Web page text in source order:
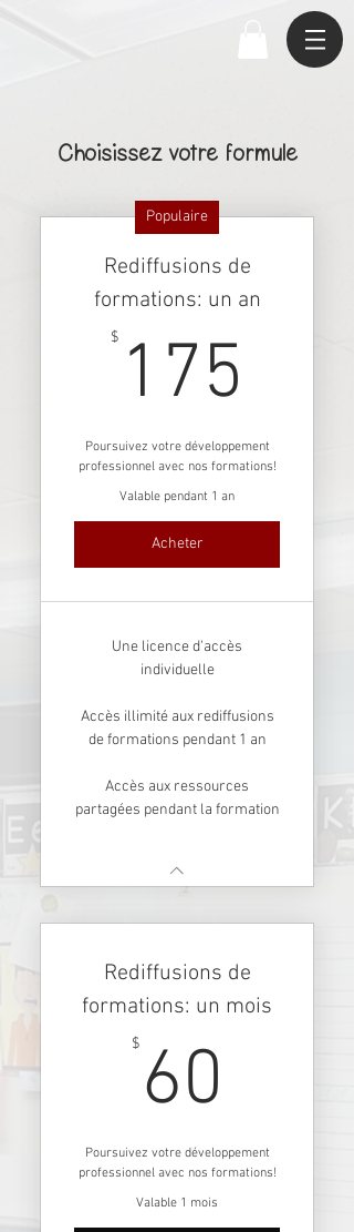
Choisissez votre formule
Populaire
Rediffusions de
formations: un an
$ 175
Poursuivez votre développement
professionnel avec nos formations!
Valable pendant 1 an
Acheter
Une licence d'accès
individuelle
Accès illimité aux rediffusions
de formations pendant 1 an
Accès aux ressources
partagées pendant la formation
Rediffusions de
formations: un mois
$ 60
Poursuivez votre développement
professionnel avec nos formations!
Valable 1 mois